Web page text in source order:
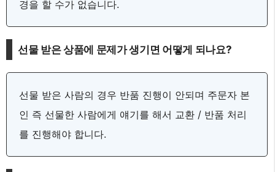
경을 할 수가 없습니다.
선물 받은 상품에 문제가 생기면 어떻게 되나요?
선물 받은 사람의 경우 반품 진행이 안되며 주문자 본
인 즉 선물한 사람에게 얘기를 해서 교환 / 반품 처리
를 진행해야 합니다.